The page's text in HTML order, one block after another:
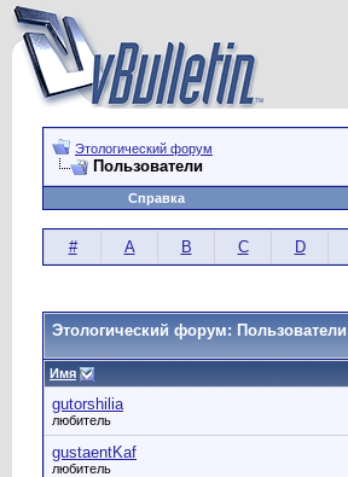
Этологический форум
Пользователи
Справка
# A B C D
Этологический форум: Пользователи
Имя
gutorshilia
любитель
gustaentKaf
любитель